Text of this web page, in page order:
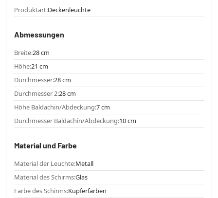
Produktart:Deckenleuchte
Abmessungen
Breite:28 cm
Höhe:21 cm
Durchmesser:28 cm
Durchmesser 2:28 cm
Höhe Baldachin/Abdeckung:7 cm
Durchmesser Baldachin/Abdeckung:10 cm
Material und Farbe
Material der Leuchte:Metall
Material des Schirms:Glas
Farbe des Schirms:Kupferfarben